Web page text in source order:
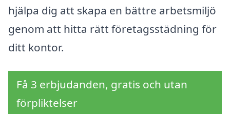
hjälpa dig att skapa en bättre arbetsmiljö
genom att hitta rätt företagsstädning för
ditt kontor.
Få 3 erbjudanden, gratis och utan
förpliktelser